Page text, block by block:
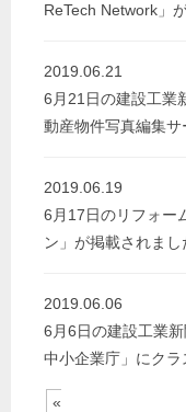
ReTech Network」
2019.06.21
6月21日の建設工
動産物件写真編集
2019.06.19
6月17日のリフォー
ン」が掲載されまし
2019.06.06
6月6日の建設工業
中小企業庁」にクラ
«